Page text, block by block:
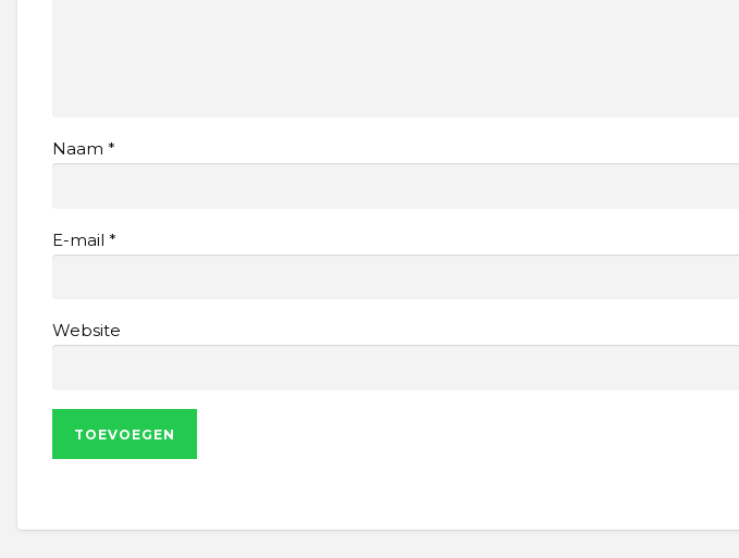
Naam *
E-mail *
Website